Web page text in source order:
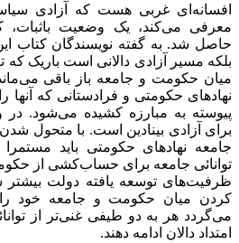
افسانه‌ای غربی هست که آزادی
معرفی می‌کند، یک وضعیت باثبات،
حاصل شد. به گفته نویسندگان کتاب این
بلکه مسیر آزادی دالانی است باریک که
میان حکومت و جامعه باز باقی
نهادهای حکومتی و فرادستانی که آنها
پیوسته به مبارزه کشیده می‌شود. در
برای آزادی بینادین است. با متحول
جامعه نهادهای حکومتی باید مستمرا
توانائی جامعه برای حساب‌کشی از
ظرفیت‌های توسعه یافته دولت
کردن میان حکومت و جامعه خود
می‌گردد هر به دو طیفی غنی‌تر از
امتداد دالان ادامه دهند.